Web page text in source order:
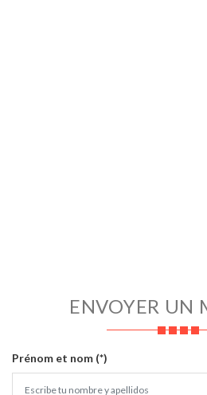
ENVOYER UN
Prénom et nom (*)